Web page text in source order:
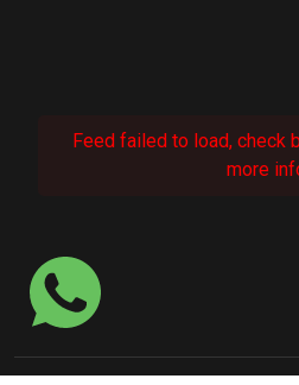
Feed failed to load, check
more